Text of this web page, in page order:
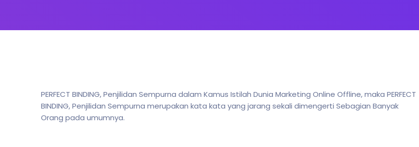
PERFECT BINDING, Penjilidan Sempurna dalam Kamus Istilah Dunia Marketing Online Offline, maka PERFECT
BINDING, Penjilidan Sempurna merupakan kata kata yang jarang sekali dimengerti Sebagian Banyak
Orang pada umumnya.